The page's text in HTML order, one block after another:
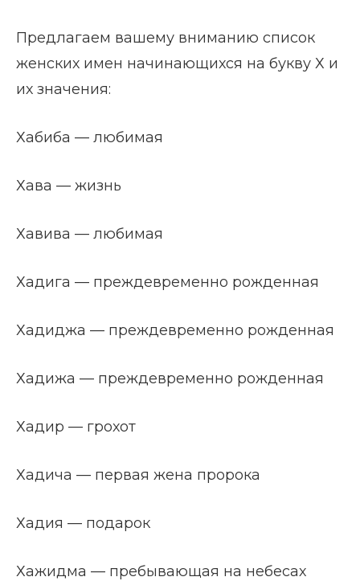
Предлагаем вашему вниманию список
женских имен начинающихся на букву Х и
их значения:
Хабиба — любимая
Хава — жизнь
Хавива — любимая
Хадига — преждевременно рожденная
Хадиджа — преждевременно рожденная
Хадижа — преждевременно рожденная
Хадир — грохот
Хадича — первая жена пророка
Хадия — подарок
Хажидма — пребывающая на небесах